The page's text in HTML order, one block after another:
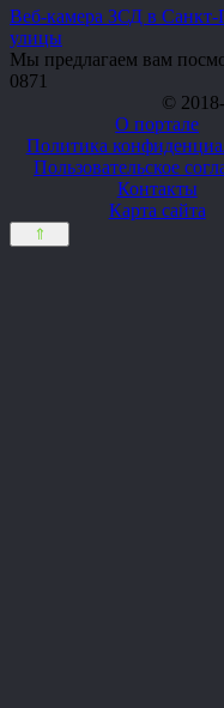
Веб-камера ЗСД в Санкт-
улицы
Мы предлагаем вам
0871
©
О портале
Политика
Пользовательское
Контакты
Карта сайта